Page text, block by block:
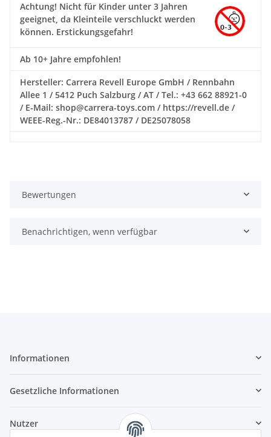
Achtung! Nicht für Kinder unter 3 Jahren
geeignet, da Kleinteile verschluckt werden
können. Erstickungsgefahr!
Ab 10+ Jahre empfohlen!
Hersteller: Carrera Revell Europe GmbH / Rennbahn
Allee 1 / 5412 Puch Salzburg / AT / Tel.: +43 662 88921-0
/ E-Mail: shop@carrera-toys.com / https://revell.de /
WEEE-Reg.-Nr.: DE84013787 / DE25078058
Bewertungen
Benachrichtigen, wenn verfügbar
Informationen
Gesetzliche Informationen
Nutzer